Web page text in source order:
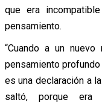
que era
pensamiento.
“Cuando a un
pensamiento
es una declaración a
saltó, porque era